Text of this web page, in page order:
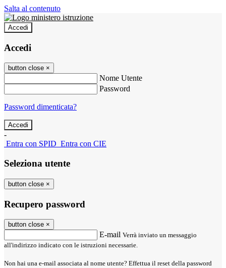
Salta al contenuto
Accedi
Accedi
button close ×
Nome Utente
Password
Password dimenticata?
-
Entra con SPID Entra con CIE
Seleziona utente
button close ×
Recupero password
button close ×
E-mail Verrà inviato un messaggio
all'indirizzo indicato con le istruzioni necessarie.
Non hai una e-mail associata al nome utente? Effettua il reset della password